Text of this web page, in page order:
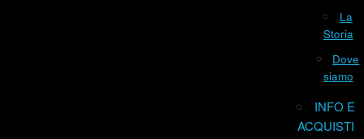
La
Storia
Dove
siamo
INFO E
ACQUISTI